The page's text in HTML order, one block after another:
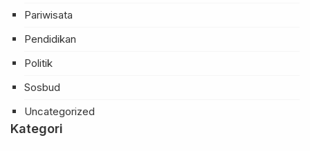
Pariwisata
Pendidikan
Politik
Sosbud
Uncategorized
Kategori